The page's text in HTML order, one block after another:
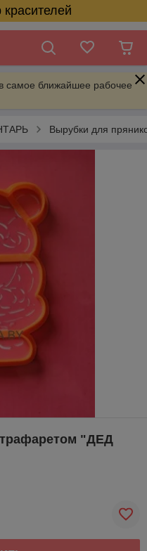
самое ближайшее рабочее
Вырубки для
"ДЕД